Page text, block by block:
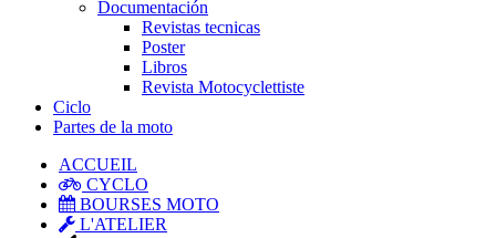
Documentación
Revistas tecnicas
Poster
Libros
Revista Motocyclettiste
Ciclo
Partes de la moto
ACCUEIL
CYCLO
BOURSES MOTO
L'ATELIER